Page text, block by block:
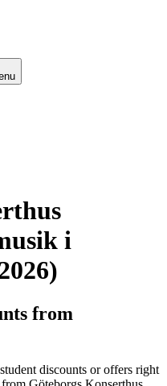
i
from
discounts or offers right